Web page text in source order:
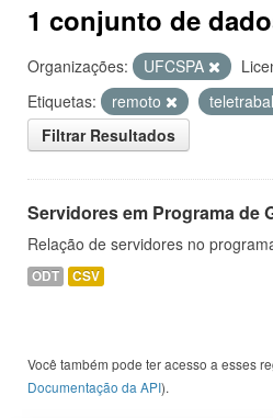
1 conjunto de
Organizações: UFCSPA
Etiquetas:
remoto
Filtrar Resultados
Servidores em Programa de
Relação de servidores no
ODT CSV
Você também pode ter acesso a esses
Documentação da API).